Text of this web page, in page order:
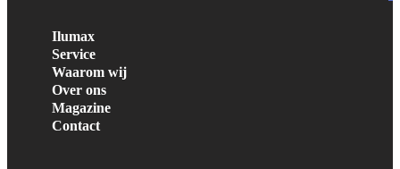
Ilumax
Service
Waarom wij
Over ons
Magazine
Contact